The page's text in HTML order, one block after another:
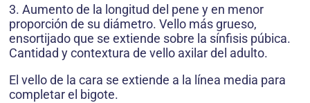
3. Aumento de la longitud del pene y en menor
proporción de su diámetro. Vello más grueso,
ensortijado que se extiende sobre la sínfisis púbica.
Cantidad y contextura de vello axilar del adulto.
El vello de la cara se extiende a la línea media para
completar el bigote.